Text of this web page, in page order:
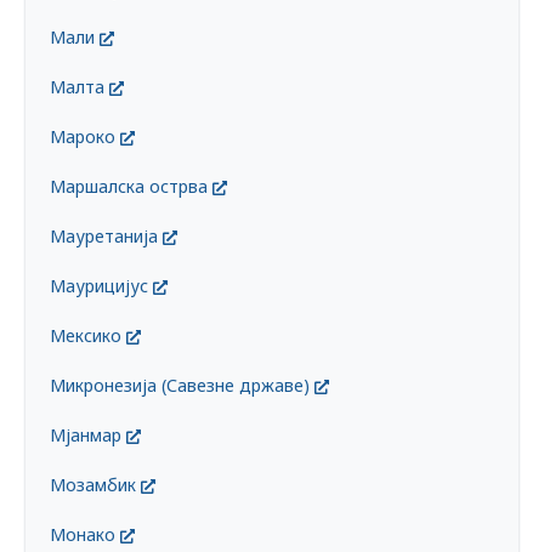
Мали
Малта
Мароко
Маршалска острва
Мауретанија
Маурицијус
Мексико
Микронезија (Савезне државе)
Мјанмар
Мозамбик
Монако